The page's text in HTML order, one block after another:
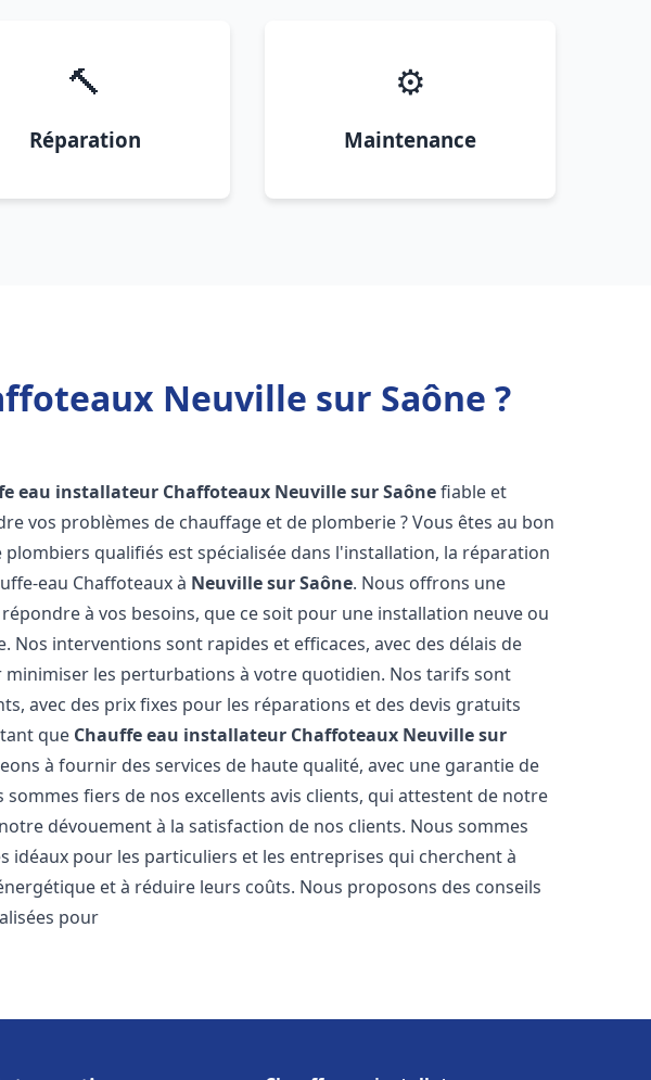
🔨
Réparation
⚙️
Maintenance
Neuville sur Saône ?
eau installateur Chaffoteaux Neuville sur Saônefiable et
vos problèmes de chauffage et de plomberie ? Vous êtes au bon
qualifiés est spécialisée dans l'installation, la réparation
eau Chaffoteaux à Neuville sur Saône. Nous offrons une
à vos besoins, que ce soit pour une installation neuve ou
Nos interventions sont rapides et efficaces, avec des délais de
les perturbations à votre quotidien. Nos tarifs sont
avec des prix fixes pour les réparations et des devis gratuits
que Chauffe eau installateur Chaffoteaux Neuville sur
à fournir des services de haute qualité, avec une garantie de
sommes fiers de nos excellents avis clients, qui attestent de notre
dévouement à la satisfaction de nos clients. Nous sommes
idéaux pour les particuliers et les entreprises qui cherchent à
et à réduire leurs coûts. Nous proposons des conseils
pour